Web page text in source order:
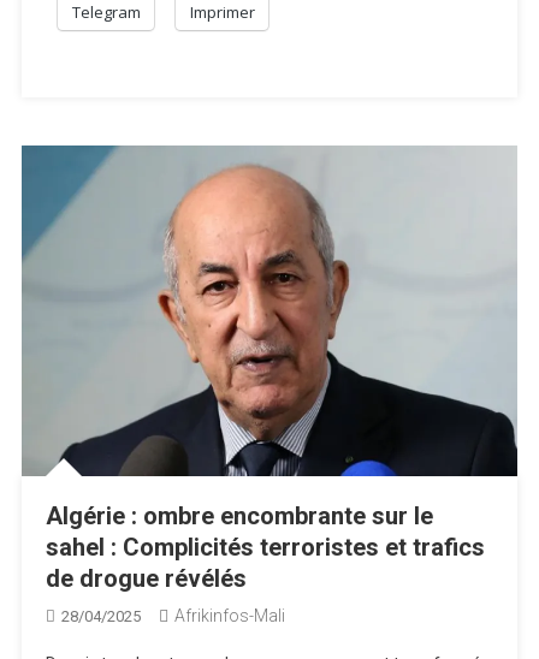
Telegram Imprimer
Algérie : ombre encombrante sur le
sahel : Complicités terroristes et trafics
de drogue révélés
28/04/2025 Afrikinfos-Mali